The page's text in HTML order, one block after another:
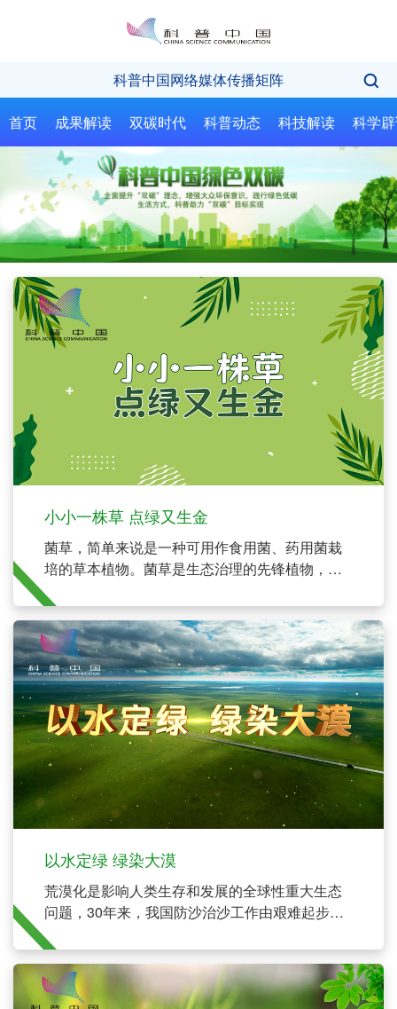
科普中国网络媒体传播矩阵
首页 成果解读 双碳时代 科普动态 科技解读 科学
小小一株草 点绿又生金
菌草，简单来说是一种可用作食用菌、药用菌栽
培的草本植物。菌草是生态治理的先锋植物，它
根系发达、光合效率高、适应性广，耐旱、耐盐
碱、耐瘠薄，抗逆性强、保水保土。
以水定绿 绿染大漠
荒漠化是影响人类生存和发展的全球性重大生态
问题，30年来，我国防沙治沙工作由艰难起步、
重点治理进入到快速发展、科学推进时期，逐步
实现由“沙进人退”转变为“绿进沙退”的历史转变。